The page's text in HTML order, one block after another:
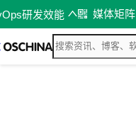
研发效能 媒体矩阵